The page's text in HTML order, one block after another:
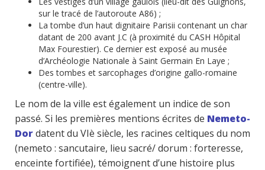
sur le tracé de l’autoroute A86) ;
La tombe d’un haut dignitaire Parisii contenant un char
datant de 200 avant J.C (à proximité du CASH Hôpital
Max Fourestier). Ce dernier est exposé au musée
d’Archéologie Nationale à Saint Germain En Laye ;
Des tombes et sarcophages d’origine gallo-romaine
(centre-ville).
Le nom de la ville est également un indice de son
passé. Si les premières mentions écrites de Nemeto-
Dordatent du VIè siècle, les racines celtiques du nom
(nemeto : sancutaire, lieu sacré/ dorum : forteresse,
enceinte fortifiée), témoignent d’une histoire plus